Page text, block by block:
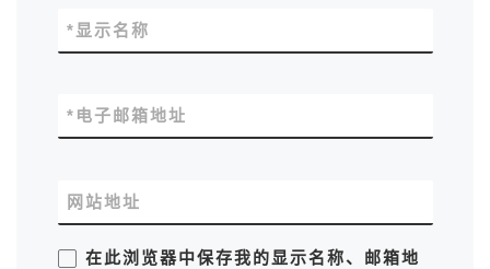
显示名称
*
电子邮箱地址
*
网站地址
在此浏览器中保存我的显示名称、邮箱地